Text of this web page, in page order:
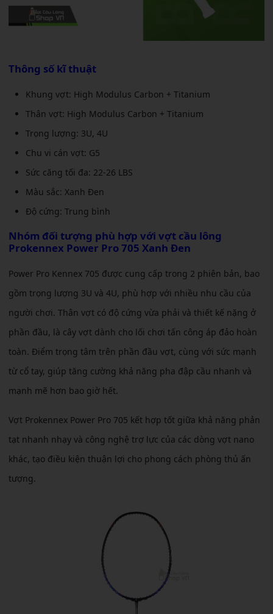
Thông số kĩ thuật
Khung vợt: High Modulus Carbon + Titanium
Thân vợt: High Modulus Carbon + Titanium
Trọng lượng: 3U, 4U
Chu vi cán vợt: G5
Sức căng tối đa: 22-26 LBS
Màu sắc: Xanh Đen
Độ cứng: Trung bình
Nhóm đối tượng phù hợp với vợt cầu lông
Prokennex Power Pro 705 Xanh Đen
Power Pro Kennex 705 được cung cấp trong 2 phiên bản, bao
gồm trọng lượng 3U và 4U, phù hợp với nhiều nhu cầu của
người chơi. Thân vợt có độ cứng vừa phải và thiết kế nặng ở
phần đầu, là cây vợt dành cho lối chơi tấn công áp đảo hoàn
toàn. Điểm trọng tâm trên phần đầu vợt, cùng với sức mạnh
từ cổ tay, giúp tăng cường khả năng pha đập cầu nhanh và
mạnh mẽ hơn bao giờ hết.
Vợt Prokennex Power Pro 705 kết hợp tốt giữa khả năng phản
tạt nhanh nhạy và công nghệ trợ lực của các dòng vợt nano
khác, tạo điều kiện thuận lợi cho phong cách phòng thủ ấn
tượng.